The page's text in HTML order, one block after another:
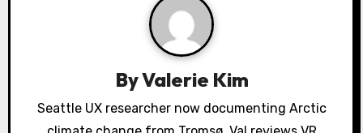
ByValerie Kim
Seattle UX researcher now documenting Arctic